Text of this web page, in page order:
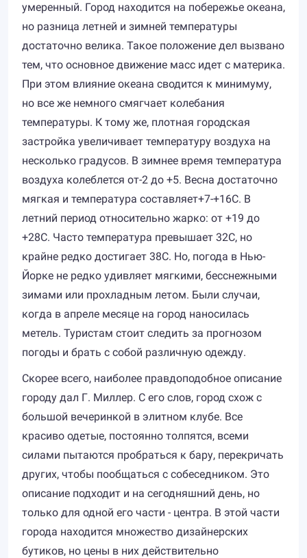
умеренный. Город находится на побережье океана,
но разница летней и зимней температуры
достаточно велика. Такое положение дел вызвано
тем, что основное движение масс идет с материка.
При этом влияние океана сводится к минимуму,
но все же немного смягчает колебания
температуры. К тому же, плотная городская
застройка увеличивает температуру воздуха на
несколько градусов. В зимнее время температура
воздуха колеблется от-2 до +5. Весна достаточно
мягкая и температура составляет+7-+16С. В
летний период относительно жарко: от +19 до
+28С. Часто температура превышает 32С, но
крайне редко достигает 38С. Но, погода в Нью-
Йорке не редко удивляет мягкими, бесснежными
зимами или прохладным летом. Были случаи,
когда в апреле месяце на город наносилась
метель. Туристам стоит следить за прогнозом
погоды и брать с собой различную одежду.
Скорее всего, наиболее правдоподобное описание
городу дал Г. Миллер. С его слов, город схож с
большой вечеринкой в элитном клубе. Все
красиво одетые, постоянно толпятся, всеми
силами пытаются пробраться к бару, перекричать
других, чтобы пообщаться с собеседником. Это
описание подходит и на сегодняшний день, но
только для одной его части - центра. В этой части
города находится множество дизайнерских
бутиков, но цены в них действительно